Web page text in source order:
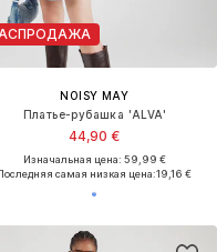
NOISY MAY
Платье-рубашка 'ALVA'
44,90 €
Изначальная цена: 59,99 €
самая низкая цена:19,16 €